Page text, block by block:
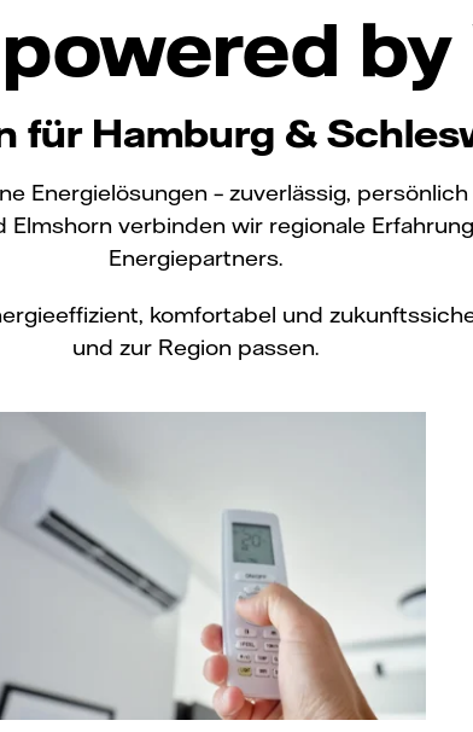
für Hamburg &
Energielösungen – zuverlässig,
verbinden wir regionale
Energiepartners.
komfortabel und
und zur Region passen.